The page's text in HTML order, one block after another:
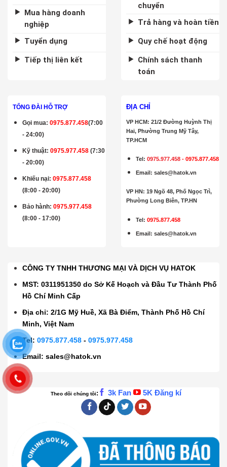
Mua hàng doanh
nghiệp
Tuyển dụng
Tiếp thị liên kết
chuyển
Trả hàng và hoàn tiền
Quy chế hoạt động
Chính sách thanh
toán
TỔNG ĐÀI HỖ TRỢ
Gọi mua:0975.877.458(7:00
- 24:00)
Kỹ thuật:0975.977.458 (7:30
- 20:00)
Khiếu nại: 0975.877.458
(8:00 - 20:00)
Bảo hành:0975.977.458
(8:00 - 17:00)
ĐỊA CHỈ
VP HCM: 21/2 Đường Huỳnh Thị
Hai, Phường Trung Mỹ Tây,
TP.HCM
Tel:0975.977.458 -0975.877.458
Email:sales@hatok.vn
VP HN: 19 Ngõ 48, Phố Ngọc Trì,
Phường Long Biên, TP.HN
Tel: 0975.877.458
Email:sales@hatok.vn
CÔNG TY TNHH THƯƠNG MẠI VÀ DỊCH VỤ HATOK
MST: 0311951350 do Sở Kế Hoạch và Đầu Tư Thành Phố
Hồ Chí Minh Cấp
Địa chỉ: 2/1G Mỹ Huề, Xã Bà Điểm, Thành Phố Hồ Chí
Minh, Việt Nam
Tel:0975.877.458 -0975.977.458
Email:sales@hatok.vn
Theo dõi chúng tôi: 3k Fan 5K Đăng kí